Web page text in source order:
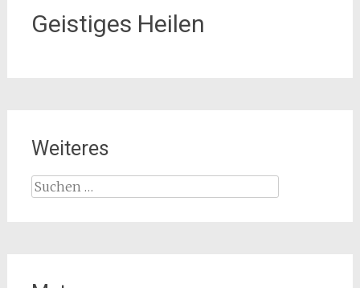
Geistiges Heilen
Weiteres
Suchen